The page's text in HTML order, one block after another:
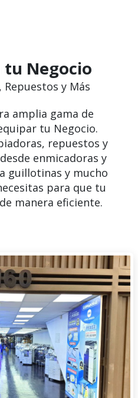
tu Negocio
y Más
amplia gama de
tu Negocio.
repuestos y
enmicadoras y
guillotinas y mucho
para que tu
manera eficiente.